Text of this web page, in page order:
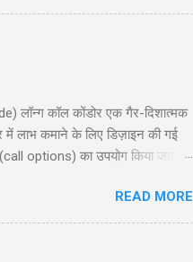
...
लॉन्ग कॉल कोंडोर एक गैर-दिशात्मक
लाभ कमाने के लिए डिज़ाइन की गई
options) का उपयोग किया जाता है,
exit planning), जोखिम और लाभ
में मदद करेगी। ...
READ MORE